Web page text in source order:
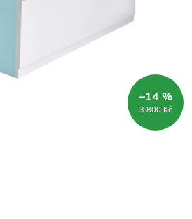
3 800 Kč
–14 %